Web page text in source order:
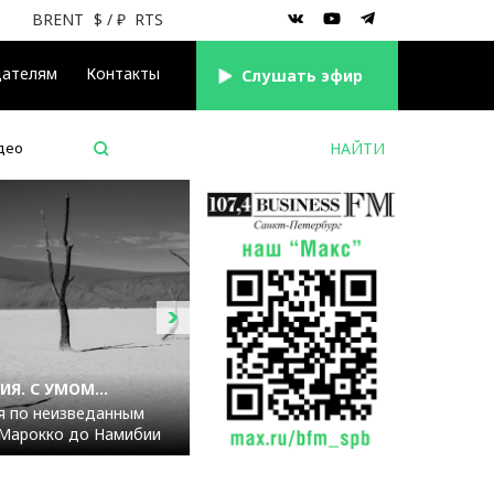
Контакты Cлушать эфир
BRENT $ / ₽ RTS
С УМОМ...
по неизведанным
до Намибии